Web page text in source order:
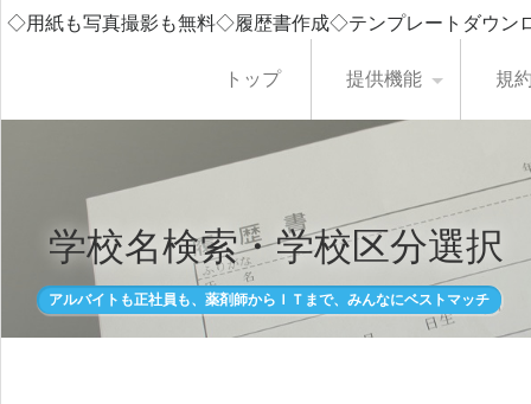
◇用紙も写真撮影も無料◇履歴書作成◇テンプレートダウ
トップ 提供機能 規
学校名検索・学校区分選択
アルバイトも正社員も、薬剤師からＩＴまで、みんなにベストマッチ